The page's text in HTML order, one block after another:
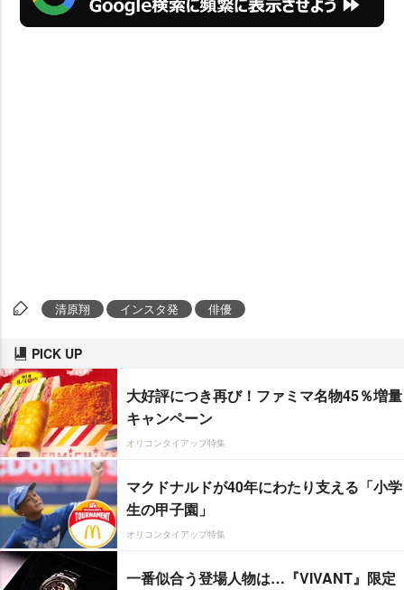
清原翔 インスタ発 俳優
PICK UP
大好評につき再び！ファミマ名物45％増量
キャンペーン
オリコンタイアップ特集
マクドナルドが40年にわたり支える「小学
生の甲子園」
オリコンタイアップ特集
一番似合う登場人物は…『VIVANT』限定